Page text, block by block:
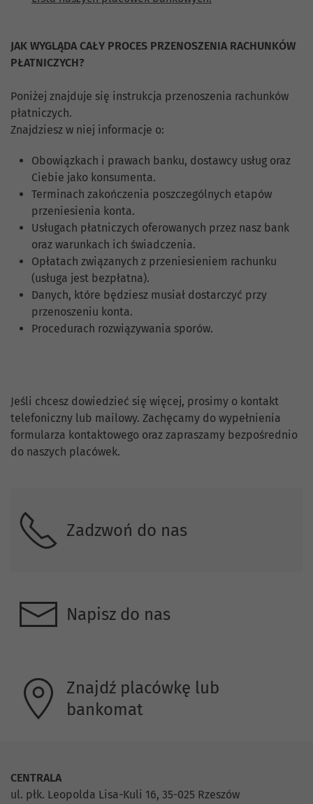
JAK WYGLĄDA CAŁY PROCES PRZENOSZENIA RACHUNKÓW
PŁATNICZYCH?
Poniżej znajduje się instrukcja przenoszenia rachunków
płatniczych.
Znajdziesz w niej informacje o:
Obowiązkach i prawach banku, dostawcy usług oraz
Ciebie jako konsumenta.
Terminach zakończenia poszczególnych etapów
przeniesienia konta.
Usługach płatniczych oferowanych przez nasz bank
oraz warunkach ich świadczenia.
Opłatach związanych z przeniesieniem rachunku
(usługa jest bezpłatna).
Danych, które będziesz musiał dostarczyć przy
przenoszeniu konta.
Procedurach rozwiązywania sporów.
Skontaktuj się z nami.
Jeśli chcesz dowiedzieć się więcej, prosimy o kontakt
telefoniczny lub mailowy. Zachęcamy do wypełnienia
formularza kontaktowego oraz zapraszamy bezpośrednio
do naszych placówek.
Zadzwoń do nas
Napisz do nas
Znajdź placówkę lub
bankomat
CENTRALA
ul. płk. Leopolda Lisa-Kuli 16, 35-025 Rzeszów